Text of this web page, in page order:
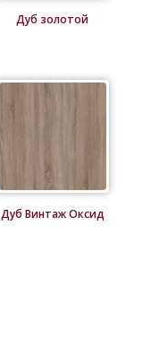
Дуб золотой
Дуб Винтаж Оксид